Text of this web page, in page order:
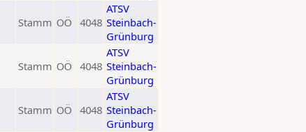
Stamm OÖ 4048
ATSV
Steinbach-
Grünburg
Stamm OÖ 4048
ATSV
Steinbach-
Grünburg
Stamm OÖ 4048
ATSV
Steinbach-
Grünburg